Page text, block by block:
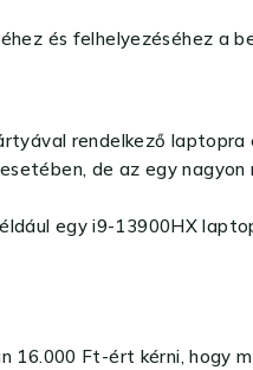
és felhelyezéséhez a
rendelkező laptopra
de az egy
egy i9-13900HX
16.000 Ft-ért kérni,